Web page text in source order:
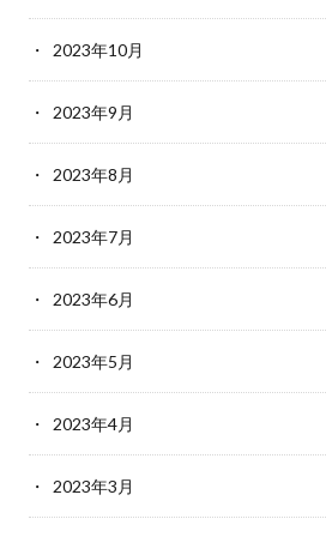
2023年10月
2023年9月
2023年8月
2023年7月
2023年6月
2023年5月
2023年4月
2023年3月